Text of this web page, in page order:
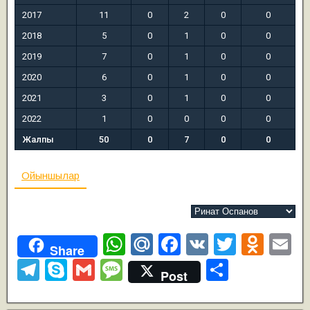
2017 11 0 2 0
0
2018
5 0 1 0
0
2019
7 0 1 0
0
2020
6 0 1 0
0
2021
3 0 1 0
0
2022
1 0 0 0
0
Жалпы
50 0 7 0 0
Ойыншылар
Share
W
h
at
M
ail
.R
F
a
c
V
K
T
O
T
S
G
M
Post